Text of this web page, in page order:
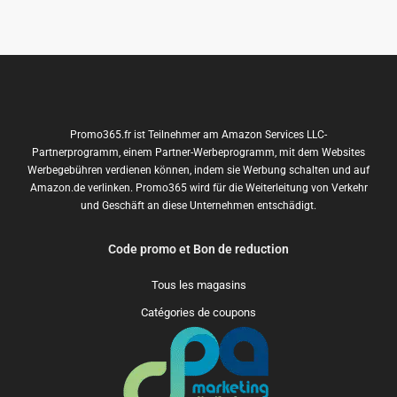
Promo365.fr ist Teilnehmer am Amazon Services LLC-
Partnerprogramm, einem Partner-Werbeprogramm, mit dem Websites
Werbegebühren verdienen können, indem sie Werbung schalten und auf
Amazon.de verlinken. Promo365 wird für die Weiterleitung von Verkehr
und Geschäft an diese Unternehmen entschädigt.
Code promo et Bon de reduction
Tous les magasins
Catégories de coupons